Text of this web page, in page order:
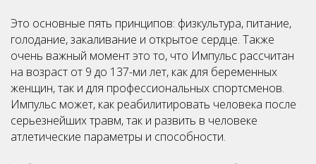
Это основные пять принципов: физкультура, питание,
голодание, закаливание и открытое сердце. Также
очень важный момент это то, что Импульс рассчитан
на возраст от 9 до 137-ми лет, как для беременных
женщин, так и для профессиональных спортсменов.
Импульс может, как реабилитировать человека после
серьезнейших травм, так и развить в человеке
атлетические параметры и способности.